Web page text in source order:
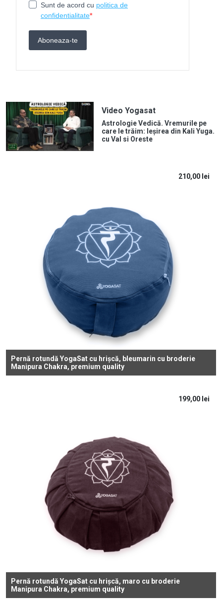
Video Yogasat
Astrologie Vedică. Vremurile pe
care le trăim: Ieșirea din Kali Yuga.
cu Val si Oreste
Pernă rotundă YogaSat cu hrișcă, bleumarin cu broderie
Manipura Chakra, premium quality
210,00 lei
Pernă rotundă YogaSat cu hrișcă, maro cu broderie
Manipura Chakra, premium quality
199,00 lei